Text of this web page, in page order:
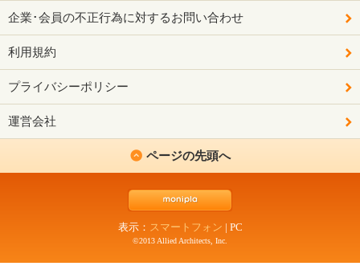
企業･会員の不正行為に対するお問い合わせ
利用規約
プライバシーポリシー
運営会社
ページの先頭へ
表示： スマートフォン | PC
©2013 Allied Architects, Inc.